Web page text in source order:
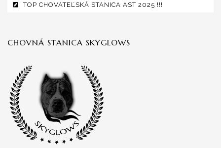
TOP CHOVATEĽSKÁ STANICA AST 2025 !!!
CHOVNÁ STANICA SKYGLOWS